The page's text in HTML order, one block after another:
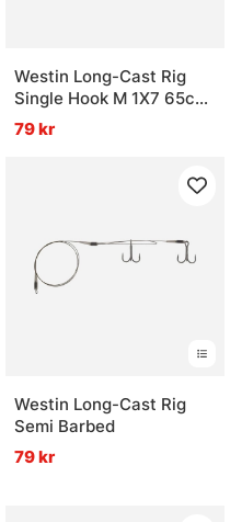
Westin Long-Cast Rig
Single Hook M 1X7 65cm
14Kg/30Lbs #4+#1/0
79 kr
Westin Long-Cast Rig
Semi Barbed
79 kr